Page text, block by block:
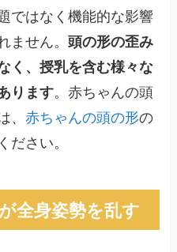
ではなく機能的な影響
ません。頭の形の歪み
く、授乳を含む様々な
ります。赤ちゃんの頭
、赤ちゃんの頭の形の
ださい。
全身姿勢を乱す